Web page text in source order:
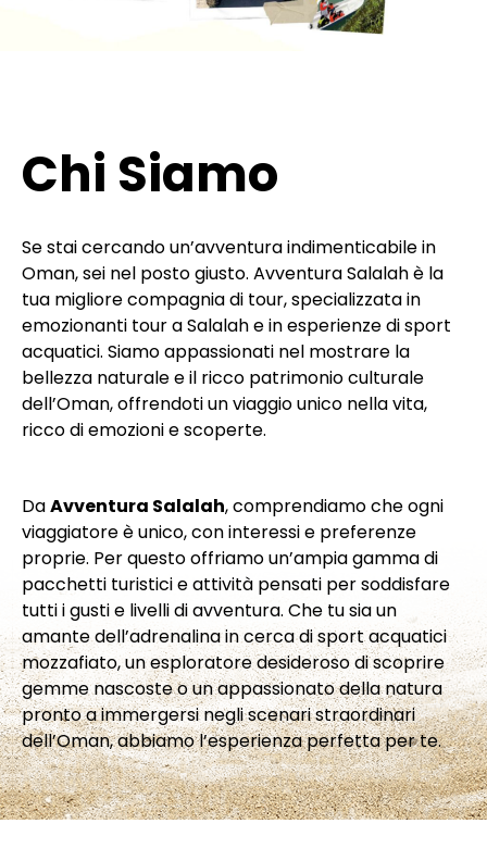
Chi Siamo
Se stai cercando un’avventura indimenticabile in
Oman, sei nel posto giusto. Avventura Salalah è la
tua migliore compagnia di tour, specializzata in
emozionanti tour a Salalah e in esperienze di sport
acquatici. Siamo appassionati nel mostrare la
bellezza naturale e il ricco patrimonio culturale
dell’Oman, offrendoti un viaggio unico nella vita,
ricco di emozioni e scoperte.
DaAvventura Salalah, comprendiamo che ogni
viaggiatore è unico, con interessi e preferenze
proprie. Per questo offriamo un’ampia gamma di
pacchetti turistici e attività pensati per soddisfare
tutti i gusti e livelli di avventura. Che tu sia un
amante dell’adrenalina in cerca di sport acquatici
mozzafiato, un esploratore desideroso di scoprire
gemme nascoste o un appassionato della natura
pronto a immergersi negli scenari straordinari
dell’Oman, abbiamo l’esperienza perfetta per te.